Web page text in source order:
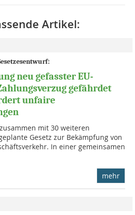
Artikel:
neu gefasster EU-
gefährdet
unfaire
mit 30 weiteren
Gesetz zur Bekämpfung von
In einer gemeinsamen
mehr